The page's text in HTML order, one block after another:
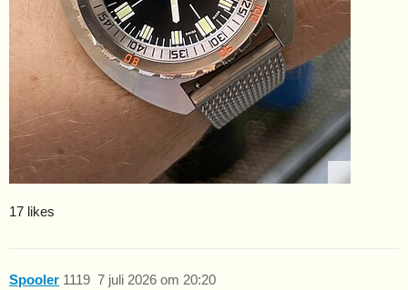
17 likes
Spooler 7 juli 2026 om 20:20
1119